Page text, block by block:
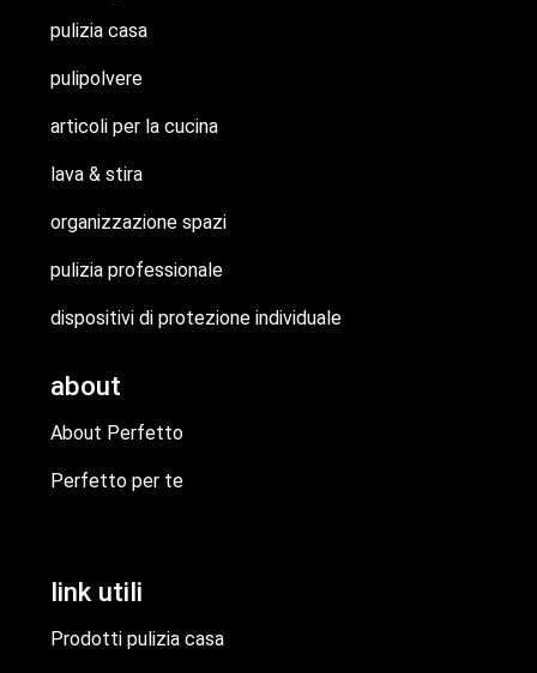
pulizia casa
pulipolvere
articoli per la cucina
lava & stira
organizzazione spazi
pulizia professionale
dispositivi di protezione individuale
about
About Perfetto
Perfetto per te
link utili
Prodotti pulizia casa